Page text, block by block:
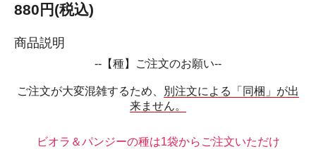
880円(税込)
商品説明
--【種】ご注文のお願い--
ご注文が大変混雑するため、
別注文による「同梱」が出
来ません。
ビオラ＆パンジーの種は1袋からご注文いただけ